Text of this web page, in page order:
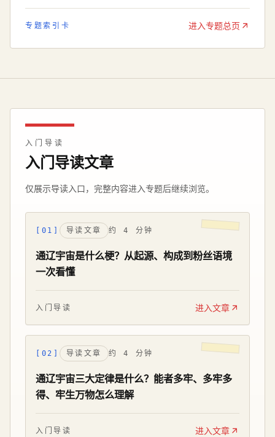
专题索引卡 进入专题总页
入门导读
入门导读文章
仅展示导读入口，完整内容进入专题后继续浏览。
[01] 导读文章 约 4 分钟
通辽宇宙是什么梗？从起源、构成到粉丝语境
一次看懂
入门导读 进入文章
[02] 导读文章 约 4 分钟
通辽宇宙三大定律是什么？能者多牢、多牢多
得、牢生万物怎么理解
入门导读 进入文章